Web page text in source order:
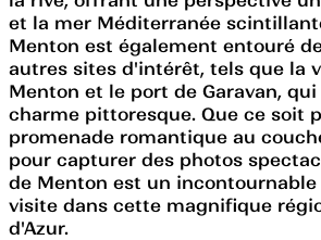
et la mer Méditerranée
Menton est également entouré
autres sites d'intérêt, tels que la
Menton et le port de Garavan,
charme pittoresque. Que ce soit
promenade romantique au
pour capturer des photos
de Menton est un
visite dans cette magnifique
d'Azur.